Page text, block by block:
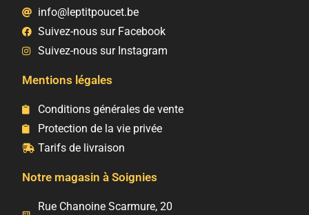
info@leptitpoucet.be
Suivez-nous sur Facebook
Suivez-nous sur Instagram
Mentions légales
Conditions générales de vente
Protection de la vie privée
Tarifs de livraison
Notre magasin à Soignies
Rue Chanoine Scarmure, 20